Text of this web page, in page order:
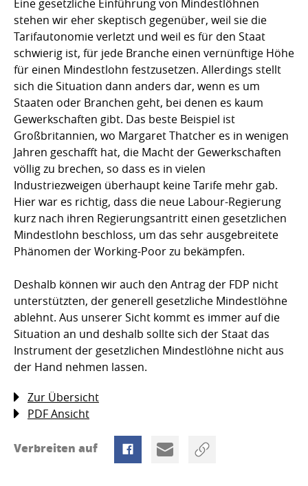
Eine gesetzliche Einführung von Mindestlöhnen
stehen wir eher skeptisch gegenüber, weil sie die
Tarifautonomie verletzt und weil es für den Staat
schwierig ist, für jede Branche einen vernünftige Höhe
für einen Mindestlohn festzusetzen. Allerdings stellt
sich die Situation dann anders dar, wenn es um
Staaten oder Branchen geht, bei denen es kaum
Gewerkschaften gibt. Das beste Beispiel ist
Großbritannien, wo Margaret Thatcher es in wenigen
Jahren geschafft hat, die Macht der Gewerkschaften
völlig zu brechen, so dass es in vielen
Industriezweigen überhaupt keine Tarife mehr gab.
Hier war es richtig, dass die neue Labour-Regierung
kurz nach ihren Regierungsantritt einen gesetzlichen
Mindestlohn beschloss, um das sehr ausgebreitete
Phänomen der Working-Poor zu bekämpfen.
Deshalb können wir auch den Antrag der FDP nicht
unterstützten, der generell gesetzliche Mindestlöhne
ablehnt. Aus unserer Sicht kommt es immer auf die
Situation an und deshalb sollte sich der Staat das
Instrument der gesetzlichen Mindestlöhne nicht aus
der Hand nehmen lassen.
Zur Übersicht
PDF Ansicht
Verbreiten auf